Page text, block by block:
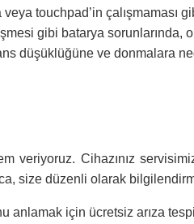
veya touchpad’in çalışmaması
gibi batarya
düşüklüğüne ve
veriyoruz. Cihazınız
size düzenli olarak
anlamak için ücretsiz arıza